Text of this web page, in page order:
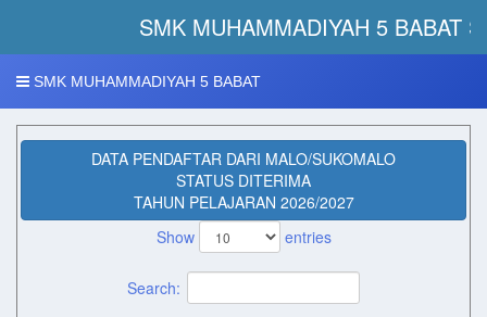
SMK MUHAMMADIYAH 5 BABAT
SMK MUHAMMADIYAH 5 BABAT
DATA PENDAFTAR DARI MALO/SUKOMALO
STATUS DITERIMA
TAHUN PELAJARAN 2026/2027
Show
entries
Search: